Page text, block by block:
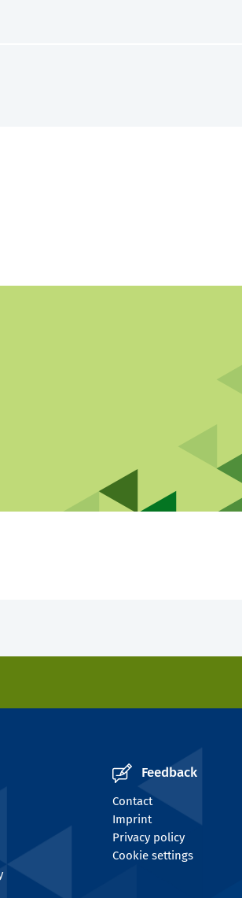
Feedback
Contact
Imprint
Privacy policy
Cookie settings